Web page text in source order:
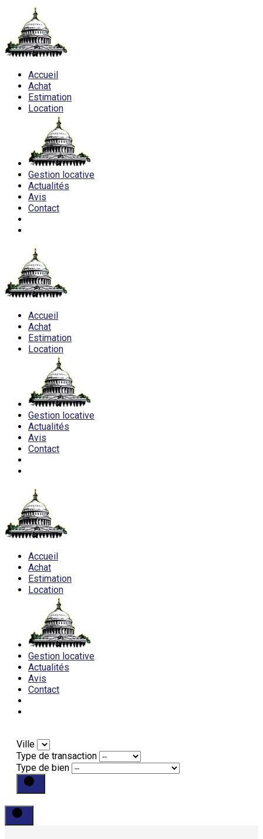
Accueil
Achat
Estimation
Location
Gestion locative
Actualités
Avis
Contact
Accueil
Achat
Estimation
Location
Gestion locative
Actualités
Avis
Contact
Accueil
Achat
Estimation
Location
Gestion locative
Actualités
Avis
Contact
Ville
Type de transaction
Type de bien